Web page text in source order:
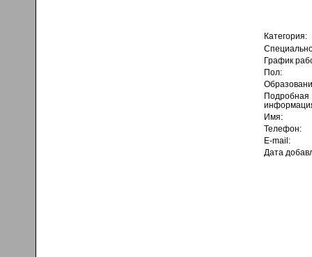
Категория:
График
Пол:
Подробная
Имя:
Телефон:
E-mail:
Дата